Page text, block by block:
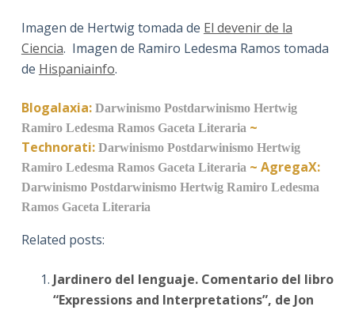
Imagen de Hertwig tomada de El devenir de la
Ciencia. Imagen de Ramiro Ledesma Ramos tomada
de Hispaniainfo.
Blogalaxia: Darwinismo Postdarwinismo Hertwig
Ramiro Ledesma Ramos Gaceta Literaria~
Technorati: Darwinismo Postdarwinismo Hertwig
Ramiro Ledesma Ramos Gaceta Literaria~ AgregaX:
Darwinismo Postdarwinismo Hertwig Ramiro Ledesma
Ramos Gaceta Literaria
Related posts:
Jardinero del lenguaje. Comentario del libro
“Expressions and Interpretations”, de Jon